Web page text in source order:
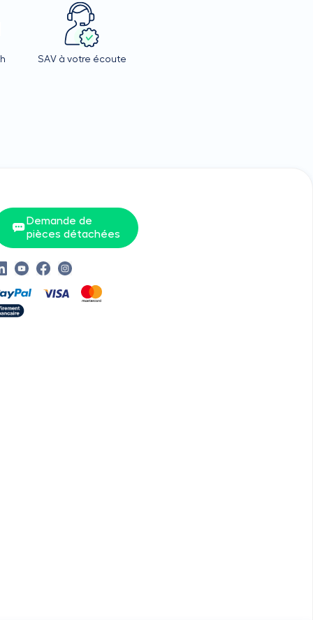
SAV à votre écoute
Demande de
pièces détachées